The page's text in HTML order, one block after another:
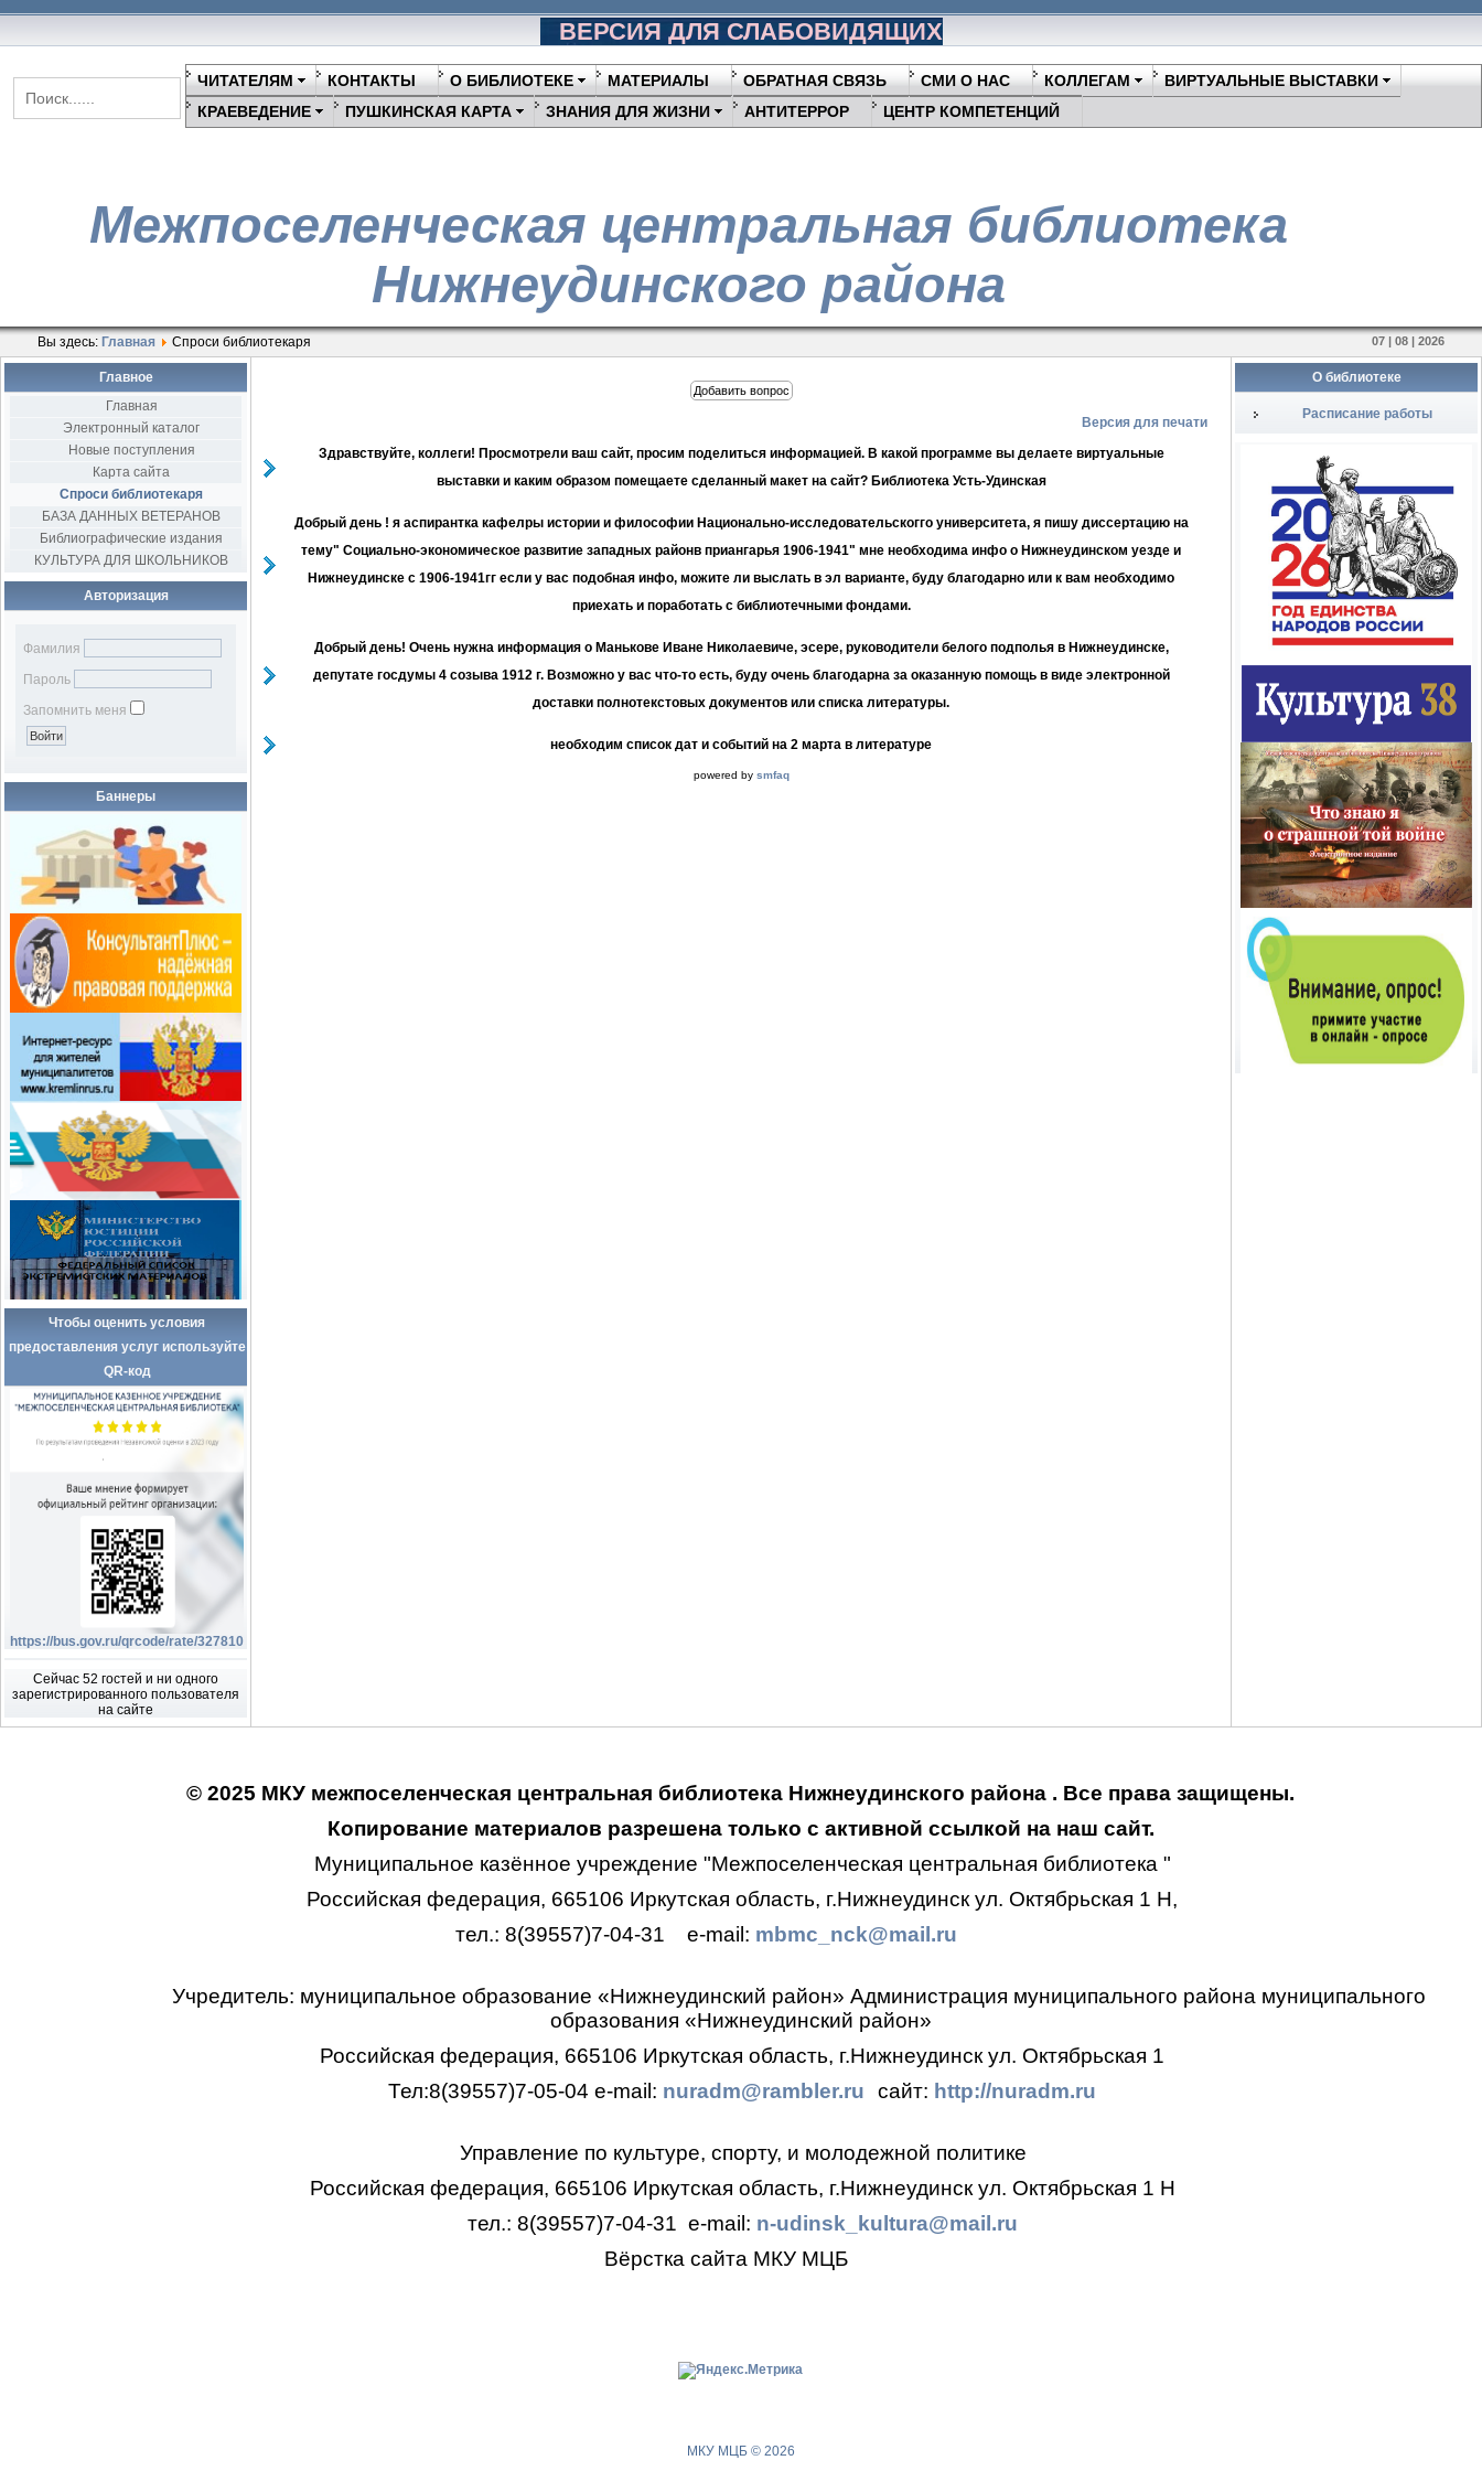
ВЕРСИЯ ДЛЯ СЛАБОВИДЯЩИХ
ЧИТАТЕЛЯМ КОНТАКТЫ О БИБЛИОТЕКЕ МАТЕРИАЛЫ ОБРАТНАЯ СВЯЗЬ СМИ О НАС КОЛЛЕГАМ
ВИРТУАЛЬНЫЕ ВЫСТАВКИ
КРАЕВЕДЕНИЕ
ПУШКИНСКАЯ КАРТА ЗНАНИЯ ДЛЯ ЖИЗНИ АНТИТЕРРОР ЦЕНТР КОМПЕТЕНЦИЙ
Межпоселенческая центральная библиотека
Нижнеудинского района
Вы здесь: Главная Спроси библиотекаря 07 | 08 | 2026
Главное
Главная
Электронный каталог
Новые поступления
Карта сайта
Спроси библиотекаря
БАЗА ДАННЫХ ВЕТЕРАНОВ
Библиографические издания
КУЛЬТУРА ДЛЯ ШКОЛЬНИКОВ
Авторизация
Фамилия
Пароль
Запомнить меня
Баннеры
Чтобы оценить условия
предоставления услуг используйте
QR-код
https://bus.gov.ru/qrcode/rate/327810
Сейчас 52 гостей и ни одного
зарегистрированного пользователя
на сайте
Добавить вопрос
Версия для печати
Здравствуйте, коллеги! Просмотрели ваш сайт, просим поделиться информацией. В какой программе вы делаете виртуальные
выставки и каким образом помещаете сделанный макет на сайт? Библиотека Усть-Удинская
Добрый день ! я аспирантка кафелры истории и философии Национально-исследовательскогго университета, я пишу диссертацию на
тему" Социально-экономическое развитие западных районв приангарья 1906-1941" мне необходима инфо о Нижнеудинском уезде и
Нижнеудинске с 1906-1941гг если у вас подобная инфо, можите ли выслать в эл варианте, буду благодарно или к вам необходимо
приехать и поработать с библиотечными фондами.
Добрый день! Очень нужна информация о Манькове Иване Николаевиче, эсере, руководители белого подполья в Нижнеудинске,
депутате госдумы 4 созыва 1912 г. Возможно у вас что-то есть, буду очень благодарна за оказанную помощь в виде электронной
доставки полнотекстовых документов или списка литературы.
необходим список дат и событий на 2 марта в литературе
powered by smfaq
О библиотеке
Расписание работы
© 2025 МКУ межпоселенческая центральная библиотека Нижнеудинского района . Все права защищены.
Копирование материалов разрешена только с активной ссылкой на наш сайт.
Муниципальное казённое учреждение "Межпоселенческая центральная библиотека "
Российская федерация, 665106 Иркутская область, г.Нижнеудинск ул. Октябрьская 1 Н,
тел.: 8(39557)7-04-31
e-mail: mbmc_nck@mail.ru
Учредитель: муниципальное образование «Нижнеудинский район» Администрация муниципального района муниципального
образования «Нижнеудинский район»
Российская федерация, 665106 Иркутская область, г.Нижнеудинск ул. Октябрьская 1
Тел:8(39557)7-05-04 e-mail: nuradm@rambler.ru сайт: http://nuradm.ru
Управление по культуре, спорту, и молодежной политике
Российская федерация, 665106 Иркутская область, г.Нижнеудинск ул. Октябрьская 1 Н
тел.: 8(39557)7-04-31 e-mail: n-udinsk_kultura@mail.ru
Вёрстка сайта МКУ МЦБ
МКУ МЦБ © 2026